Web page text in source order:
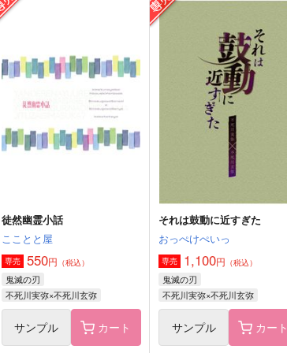
弥栄
不死川実弥×不死川玄弥
作品詳細
弥栄
（税込）
不死川実弥×不死川玄弥
サンプル 作品詳細
徒然幽霊小話
こことと屋
専売 550円 （税込）
鬼滅の刃
不死川実弥×不死川玄弥
サンプル カート
それは鼓動に近すぎた
おっぺけぺいっ
専売 1,100円 （税込）
鬼滅の刃
不死川実弥×不死川玄弥
サンプル カート